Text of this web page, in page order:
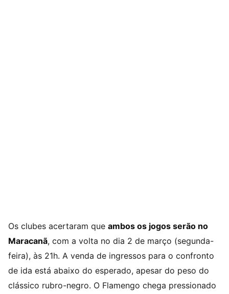
Os clubes acertaram que ambos os jogos serão no
Maracanã, com a volta no dia 2 de março (segunda-
feira), às 21h. A venda de ingressos para o confronto
de ida está abaixo do esperado, apesar do peso do
clássico rubro-negro. O Flamengo chega pressionado